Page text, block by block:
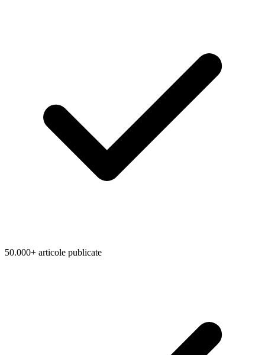
50.000+ articole publicate